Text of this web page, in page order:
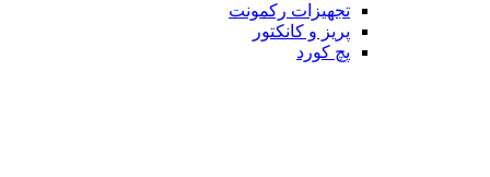
تجهیزات رکمونت
پریز و کانکتور
پچ کورد